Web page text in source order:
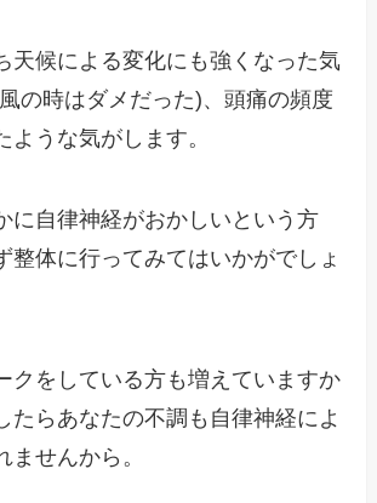
天候による変化にも強くなった気
の時はダメだった)、頭痛の頻度
ような気がします。
に自律神経がおかしいという方
整体に行ってみてはいかがでしょ
クをしている方も増えていますか
たらあなたの不調も自律神経によ
ませんから。